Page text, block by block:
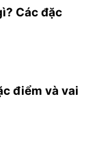
Các đặc
điểm và vai